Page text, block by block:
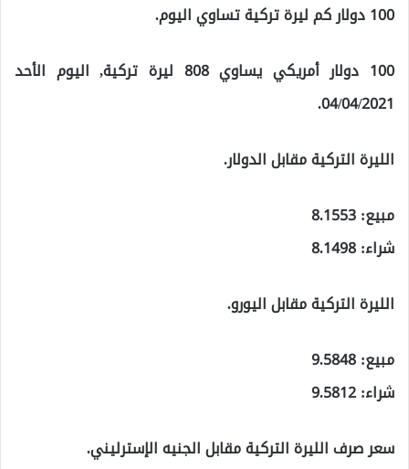
100 دولار كم ليرة تركية تساوي اليوم.
100 دولار أمريكي يساوي 808 ليرة تركية, اليوم الأحد
04/04/2021.
الليرة التركية مقابل الدولار.
مبيع: 8.1553
شراء: 8.1498
الليرة التركية مقابل اليورو.
مبيع: 9.5848
شراء: 9.5812
سعر صرف الليرة التركية مقابل الجنيه الإسترليني.